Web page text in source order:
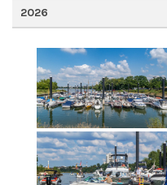
2026